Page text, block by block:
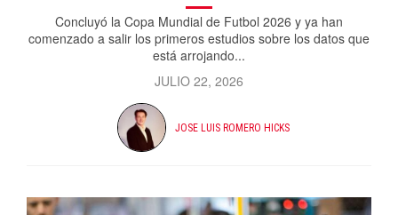
Concluyó la Copa Mundial de Futbol 2026 y ya han
comenzado a salir los primeros estudios sobre los datos que
está arrojando...
JULIO 22, 2026
JOSE LUIS ROMERO HICKS